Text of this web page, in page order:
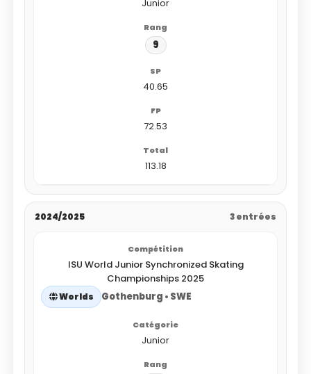
Junior
9
40.65
72.53
113.18
2024/2025 3 entrées
ISU World Junior Synchronized Skating
Championships 2025
Worlds Gothenburg • SWE
Junior